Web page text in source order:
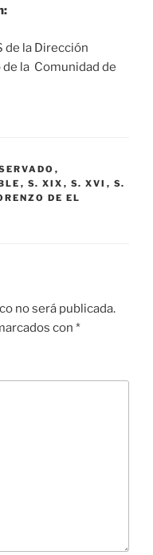
de la Dirección
la Comunidad de
,
, S. XIX , S. XVI , S.
DE EL
no será publicada.
con *